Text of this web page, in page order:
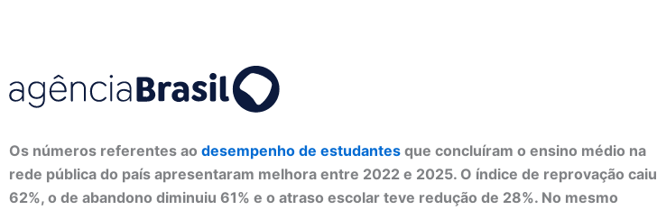
Os números referentes ao desempenho de estudantes que concluíram o ensino médio na
rede pública do país apresentaram melhora entre 2022 e 2025. O índice de reprovação caiu
62%, o de abandono diminuiu 61% e o atraso escolar teve redução de 28%. No mesmo